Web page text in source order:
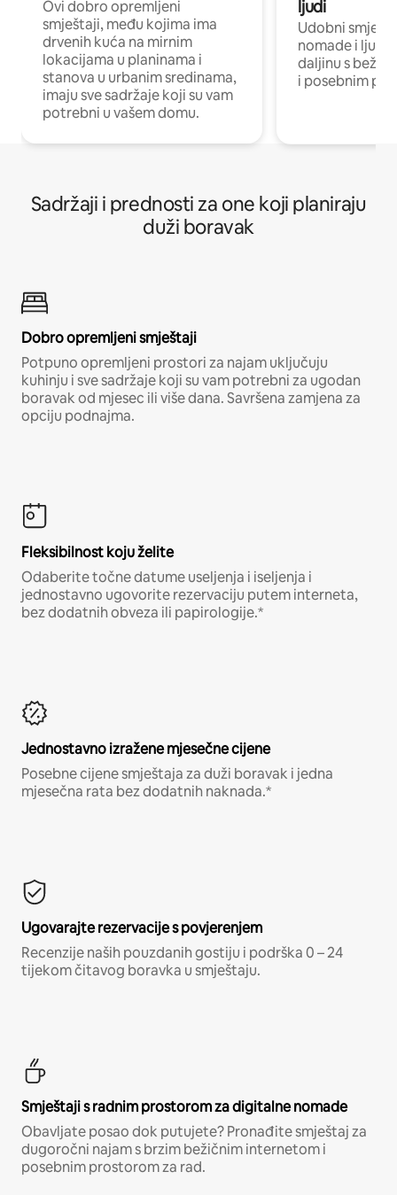
Ovi dobro opremljeni
smještaji, među kojima ima
drvenih kuća na mirnim
lokacijama u planinama i
stanova u urbanim sredinama,
imaju sve sadržaje koji su vam
potrebni u vašem domu.
ljudi
Udobni
nomade i ljude
daljinu s
i posebnim
Sadržaji i prednosti za one koji planiraju
duži boravak
Dobro opremljeni smještaji
Potpuno opremljeni prostori za najam uključuju
kuhinju i sve sadržaje koji su vam potrebni za ugodan
boravak od mjesec ili više dana. Savršena zamjena za
opciju podnajma.
Fleksibilnost koju želite
Odaberite točne datume useljenja i iseljenja i
jednostavno ugovorite rezervaciju putem interneta,
bez dodatnih obveza ili papirologije.*
Jednostavno izražene mjesečne cijene
Posebne cijene smještaja za duži boravak i jedna
mjesečna rata bez dodatnih naknada.*
Ugovarajte rezervacije s povjerenjem
Recenzije naših pouzdanih gostiju i podrška 0 – 24
tijekom čitavog boravka u smještaju.
Smještaji s radnim prostorom za digitalne nomade
Obavljate posao dok putujete? Pronađite smještaj za
dugoročni najam s brzim bežičnim internetom i
posebnim prostorom za rad.